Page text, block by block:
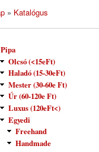
» Katalógus
Pipa
Olcsó (<15eFt)
Haladó (15-30eFt)
Mester (30-60e Ft)
Úr (60-120e Ft)
Luxus (120eFt<)
Egyedi
Freehand
Handmade